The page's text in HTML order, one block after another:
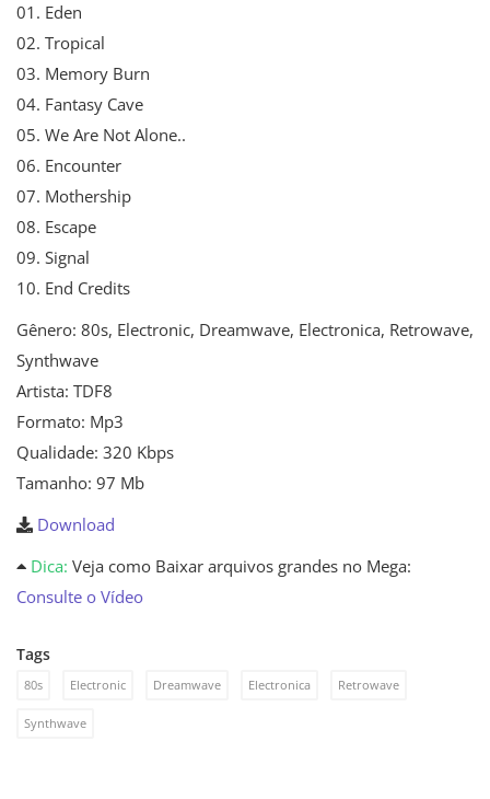
01. Eden
02. Tropical
03. Memory Burn
04. Fantasy Cave
05. We Are Not Alone..
06. Encounter
07. Mothership
08. Escape
09. Signal
10. End Credits
Gênero: 80s, Electronic, Dreamwave, Electronica, Retrowave,
Synthwave
Artista: TDF8
Formato: Mp3
Qualidade: 320 Kbps
Tamanho: 97 Mb
Download
Dica: Veja como Baixar arquivos grandes no Mega:
Consulte o Vídeo
Tags
80s Electronic Dreamwave Electronica Retrowave
Synthwave